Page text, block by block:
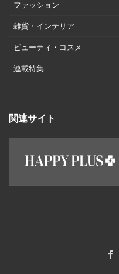
ファッション
雑貨・インテリア
ビューティ・コスメ
連載特集
関連サイト